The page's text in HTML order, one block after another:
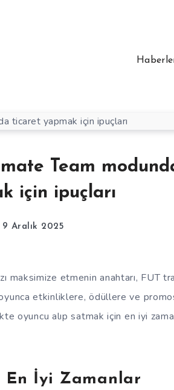
Team
için ipuçları
9 Aralık 2025
maksimize etmenin anahtarı, FUT
etkinliklere, ödüllere ve
oyuncu alıp satmak için en iyi
En İyi Zamanlar